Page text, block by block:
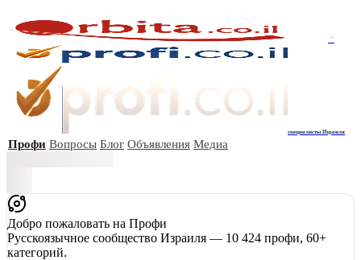
+
специалисты Израиля
Профи Вопросы Блог Объявления Медиа
Добро пожаловать на Профи
Русскоязычное сообщество Израиля — 10 424 профи, 60+
категорий.